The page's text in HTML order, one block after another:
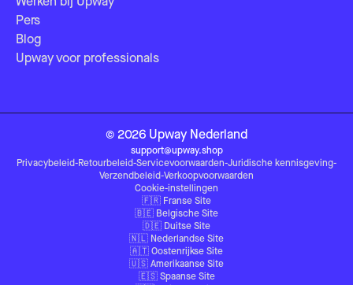
Pers
Blog
Upway voor professionals
© 2026 Upway Nederland
support@upway.shop
Privacybeleid-Retourbeleid-Servicevoorwaarden-Juridische kennisgeving-
Verzendbeleid-Verkoopvoorwaarden
Cookie-instellingen
🇫🇷 Franse Site
🇧🇪 Belgische Site
🇩🇪 Duitse Site
🇳🇱 Nederlandse Site
🇦🇹 Oostenrijkse Site
🇺🇸 Amerikaanse Site
🇪🇸 Spaanse Site